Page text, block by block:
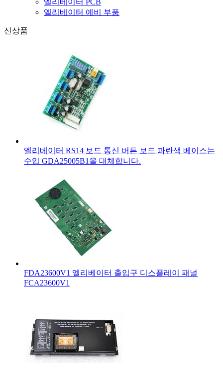
엘리베이터 예비 부품
신상품
엘리베이터 RS14 보드 통신 버튼 보드 파란색 베이스는
수입 GDA25005B1을 대체합니다.
FDA23600V1 엘리베이터 출입구 디스플레이 패널
FCA23600V1